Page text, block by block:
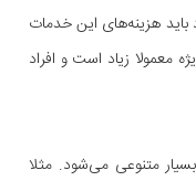
باید هزینه‌های این خدمات
معمولا زیاد است و افراد
متنوعی می‌شود. مثلا